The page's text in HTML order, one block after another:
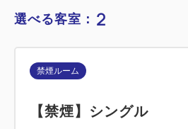
選べる客室： 2
禁煙ルーム
【禁煙】シングル